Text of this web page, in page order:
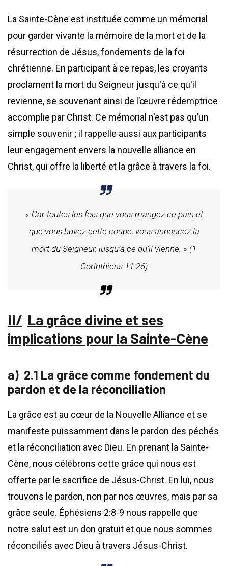
La Sainte-Cène est instituée comme un mémorial
pour garder vivante la mémoire de la mort et de la
résurrection de Jésus, fondements de la foi
chrétienne. En participant à ce repas, les croyants
proclament la mort du Seigneur jusqu'à ce qu'il
revienne, se souvenant ainsi de l’œuvre rédemptrice
accomplie par Christ. Ce mémorial n'est pas qu’un
simple souvenir ; il rappelle aussi aux participants
leur engagement envers la nouvelle alliance en
Christ, qui offre la liberté et la grâce à travers la foi.
« Car toutes les fois que vous mangez ce pain et
que vous buvez cette coupe, vous annoncez la
mort du Seigneur, jusqu’à ce qu'il vienne. » (1
Corinthiens 11:26)
La grâce divine et ses
implications pour la Sainte-Cène
2.1 La grâce comme fondement du
pardon et de la réconciliation
La grâce est au cœur de la Nouvelle Alliance et se
manifeste puissamment dans le pardon des péchés
et la réconciliation avec Dieu. En prenant la Sainte-
Cène, nous célébrons cette grâce qui nous est
offerte par le sacrifice de Jésus-Christ. En lui, nous
trouvons le pardon, non par nos œuvres, mais par sa
grâce seule. Éphésiens 2:8-9 nous rappelle que
notre salut est un don gratuit et que nous sommes
réconciliés avec Dieu à travers Jésus-Christ.